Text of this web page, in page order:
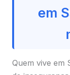
em
Quem vive em